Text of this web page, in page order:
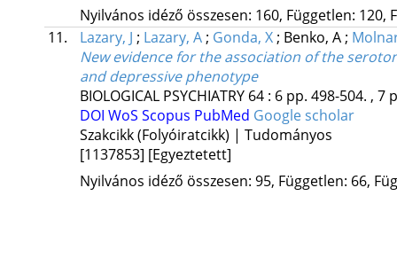
Nyilvános idéző összesen: 160, Független: 120,
11.
Lazary, J ; Lazary, A; Gonda, X; Benko, A;
New evidence for the association of the
and depressive phenotype
BIOLOGICAL PSYCHIATRY 64: 6 pp. 498-504. , 7
DOI WoS Scopus PubMed Google scholar
Szakcikk (Folyóiratcikk) | Tudományos
[1137853] [Egyeztetett]
Nyilvános idéző összesen: 95, Független: 66,